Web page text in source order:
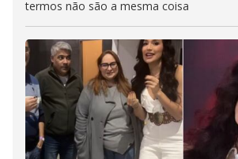
termos não são a mesma coisa